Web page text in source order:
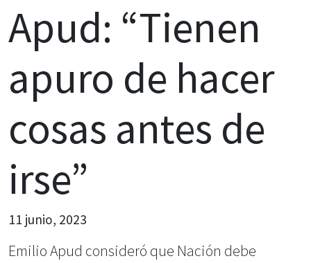
Apud: “Tienen
apuro de hacer
cosas antes de
irse”
11 junio, 2023
Emilio Apud consideró que Nación debe